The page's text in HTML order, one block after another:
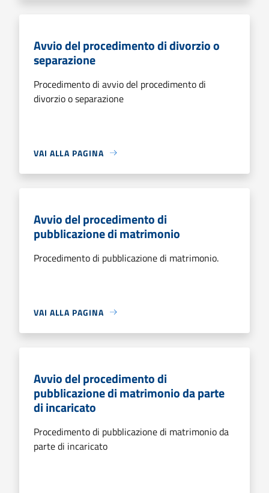
Avvio del procedimento di divorzio o
separazione
Procedimento di avvio del procedimento di
divorzio o separazione
VAI ALLA PAGINA
Avvio del procedimento di
pubblicazione di matrimonio
Procedimento di pubblicazione di matrimonio.
VAI ALLA PAGINA
Avvio del procedimento di
pubblicazione di matrimonio da parte
di incaricato
Procedimento di pubblicazione di matrimonio da
parte di incaricato